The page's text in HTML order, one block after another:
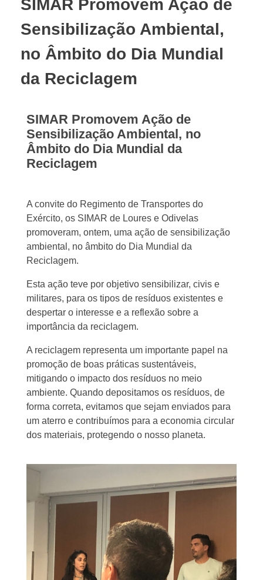
SIMAR Promovem Ação de
Sensibilização Ambiental,
no Âmbito do Dia Mundial
da Reciclagem
SIMAR Promovem Ação de
Sensibilização Ambiental, no
Âmbito do Dia Mundial da
Reciclagem
A convite do Regimento de Transportes do
Exército, os SIMAR de Loures e Odivelas
promoveram, ontem, uma ação de sensibilização
ambiental, no âmbito do Dia Mundial da
Reciclagem.
Esta ação teve por objetivo sensibilizar, civis e
militares, para os tipos de resíduos existentes e
despertar o interesse e a reflexão sobre a
importância da reciclagem.
A reciclagem representa um importante papel na
promoção de boas práticas sustentáveis,
mitigando o impacto dos resíduos no meio
ambiente. Quando depositamos os resíduos, de
forma correta, evitamos que sejam enviados para
um aterro e contribuímos para a economia circular
dos materiais, protegendo o nosso planeta.